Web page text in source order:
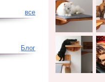
все
Блог